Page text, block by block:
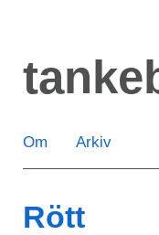
huvudinnehåll
Om Arkiv
Rött